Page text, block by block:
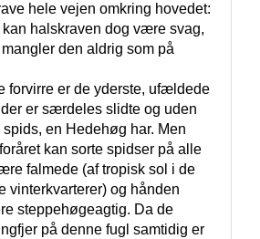
hele vejen omkring hovedet:
kan halskraven dog være svag,
den aldrig som på
er særdeles slidte og uden
en Hedehøg har. Men
kan sorte spidser på alle
falmede (af tropisk sol i de
vinterkvarterer) og hånden
steppehøgeagtig. Da de
på denne fugl samtidig er